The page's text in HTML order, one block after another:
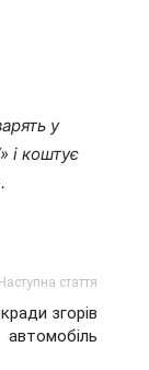
у
і коштує
Наступна стаття
згорів
автомобіль